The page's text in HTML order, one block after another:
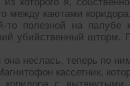
между каютами
то полезной на палубе
убийственный шторм.
неслась, теперь по
кассетник,